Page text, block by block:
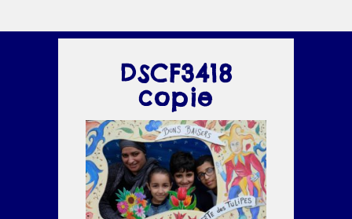
DSCF3418
copie